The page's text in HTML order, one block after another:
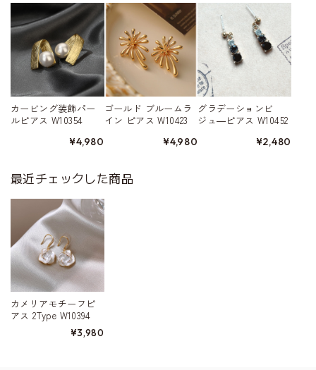
カービング装飾パー
ルピアス W10354
¥4,980
ゴールド ブルームラ
イン ピアス W10423
¥4,980
グラデーションビ
ジュ―ピアス W10452
¥2,480
最近チェックした商品
カメリアモチーフピ
アス 2Type W10394
¥3,980